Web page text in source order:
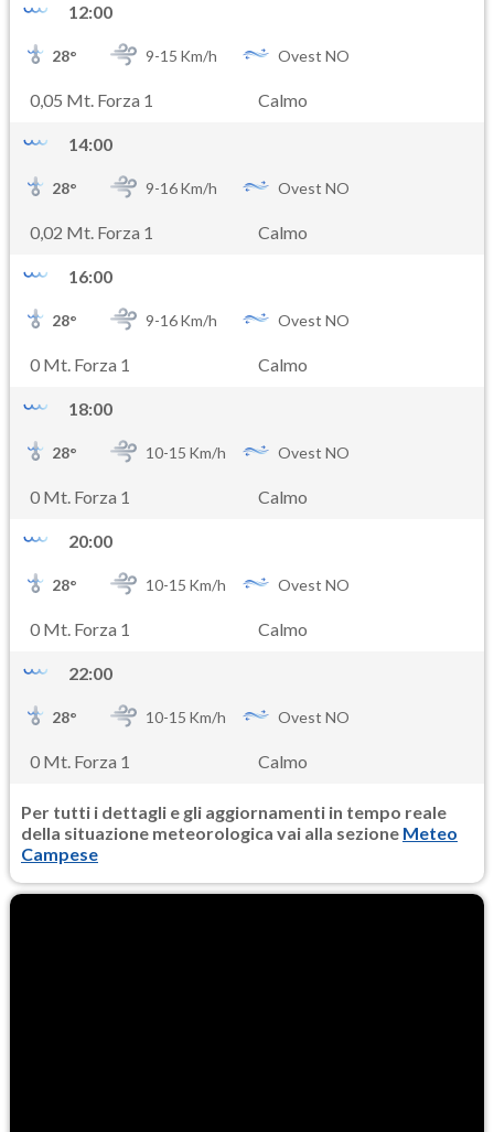
12:00
28° 9-15 Km/h Ovest NO
0,05 Mt. Forza 1 Calmo
14:00
28° 9-16Km/h Ovest NO
0,02 Mt. Forza 1 Calmo
16:00
28° 9-16Km/h Ovest NO
0 Mt. Forza 1 Calmo
18:00
28° 10-15 Km/h Ovest NO
0 Mt. Forza 1 Calmo
20:00
28° 10-15 Km/h Ovest NO
0 Mt. Forza 1 Calmo
22:00
28° 10-15 Km/h Ovest NO
0 Mt. Forza 1 Calmo
Per tutti i dettagli e gli aggiornamenti in tempo reale
della situazione meteorologica vai alla sezione Meteo
Campese